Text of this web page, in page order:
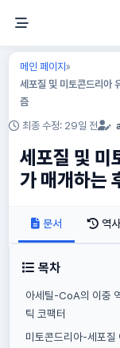
메인 페이지»
세포질 및 미토콘드리아
즘
최종 수정: 29일 전
세포질 및
가 매개하는
문서 역
목차
아세틸-CoA의 이중
틱 코팩터
미토콘드리아-세포